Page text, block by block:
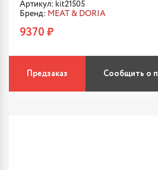
Артикул: kit21505
Бренд: MEAT & DORIA
9370 ₽
Предзаказ Сообщить о